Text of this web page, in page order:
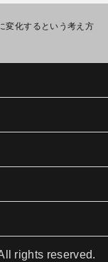
化するという考え方
rights reserved.